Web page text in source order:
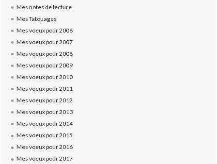
Mes notes de lecture
Mes Tatouages
Mes voeux pour 2006
Mes voeux pour 2007
Mes voeux pour 2008
Mes voeux pour 2009
Mes voeux pour 2010
Mes voeux pour 2011
Mes voeux pour 2012
Mes voeux pour 2013
Mes voeux pour 2014
Mes voeux pour 2015
Mes voeux pour 2016
Mes voeux pour 2017